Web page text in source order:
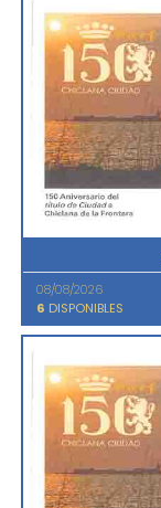
08/08/2026
6 DISPONIBLES